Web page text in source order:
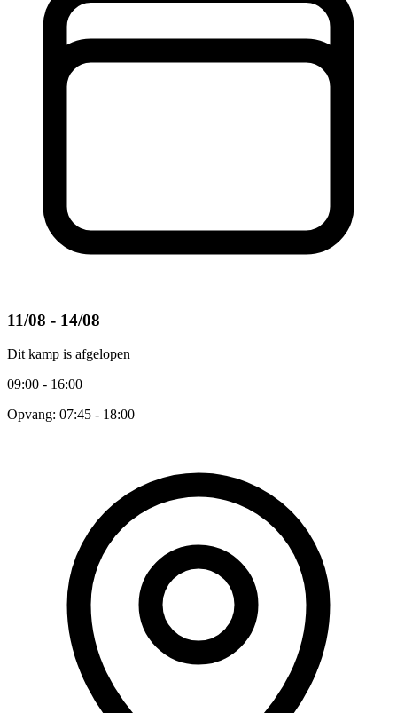
11/08 - 14/08
Dit kamp is afgelopen
09:00 - 16:00
Opvang: 07:45 - 18:00